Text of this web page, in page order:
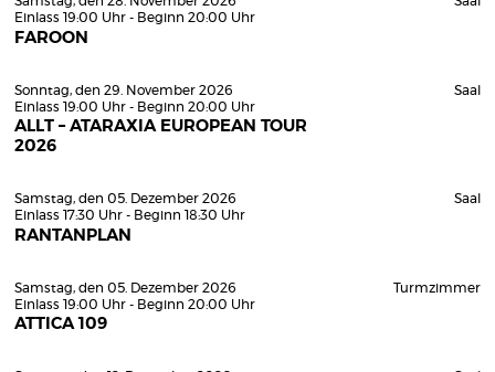
Einlass 19:00 Uhr - Beginn 20:00 Uhr
FAROON
Sonntag, den 29. November 2026
Einlass 19:00 Uhr - Beginn 20:00 Uhr
ALLT – ATARAXIA EUROPEAN TOUR
2026
Saal
Samstag, den 05. Dezember 2026
Einlass 17:30 Uhr - Beginn 18:30 Uhr
RANTANPLAN
Saal
Samstag, den 05. Dezember 2026
Einlass 19:00 Uhr - Beginn 20:00 Uhr
ATTICA 109
Turmzimmer